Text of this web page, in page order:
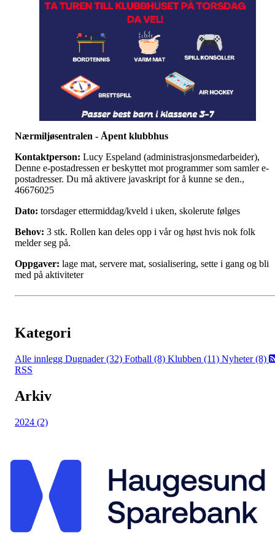
Nærmiljøsentralen - Åpent klubbhus
Kontaktperson: Lucy Espeland (administrasjonsmedarbeider),
Denne e-postadressen er beskyttet mot programmer som samler e-
postadresser. Du må aktivere javaskript for å kunne se den.,
46676025
Dato: torsdager ettermiddag/kveld i uken, skolerute følges
Behov: 3 stk. Rollen kan deles opp i vår og høst hvis nok folk
melder seg på.
Oppgaver: lage mat, servere mat, sosialisering, sette i gang og bli
med på aktiviteter
Kategori
Alle innlegg Dugnader (32) Fotball (8) Klubben (11) Nyheter (8)
RSS
Arkiv
2024 (2)